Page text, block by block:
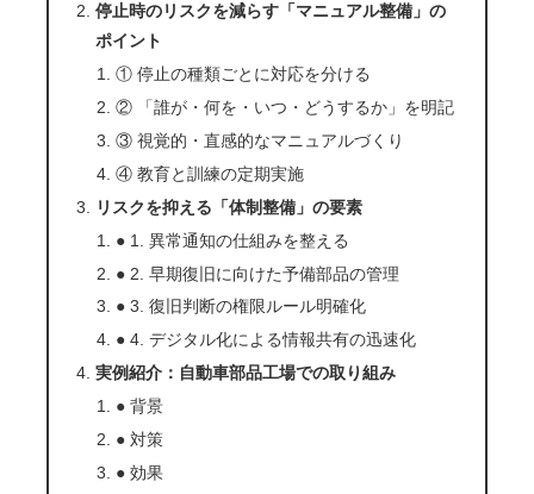
停止時のリスクを減らす「マニュアル整備」の
ポイント
① 停止の種類ごとに対応を分ける
② 「誰が・何を・いつ・どうするか」を明記
③ 視覚的・直感的なマニュアルづくり
④ 教育と訓練の定期実施
リスクを抑える「体制整備」の要素
● 1. 異常通知の仕組みを整える
● 2. 早期復旧に向けた予備部品の管理
● 3. 復旧判断の権限ルール明確化
● 4. デジタル化による情報共有の迅速化
実例紹介：自動車部品工場での取り組み
● 背景
● 対策
● 効果